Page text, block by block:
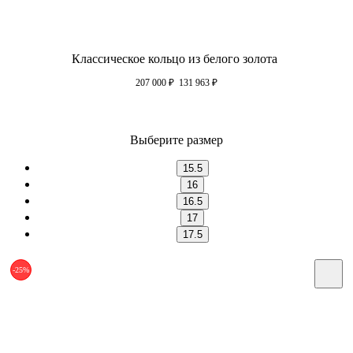
Классическое кольцо из белого золота
207 000 ₽ 131 963 ₽
Выберите размер
15.5
16
16.5
17
17.5
-25%